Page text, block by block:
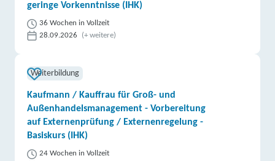
geringe Vorkenntnisse (IHK)
36 Wochen in Vollzeit
28.09.2026
(+ weitere)
Weiterbildung
Kaufmann / Kauffrau für Groß- und
Außenhandelsmanagement - Vorbereitung
auf Externenprüfung / Externenregelung -
Basiskurs (IHK)
24 Wochen in Vollzeit